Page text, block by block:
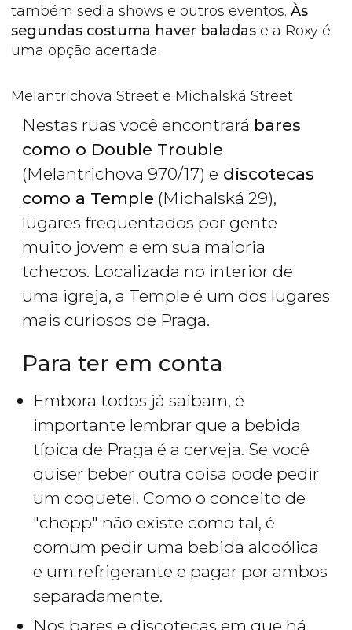
também sedia shows e outros eventos. Às
segundas costuma haver baladas e a Roxy é
uma opção acertada.
Melantrichova Street e Michalská Street
Nestas ruas você encontrará bares
como o Double Trouble
(Melantrichova 970/17) e discotecas
como a Temple (Michalská 29),
lugares frequentados por gente
muito jovem e em sua maioria
tchecos. Localizada no interior de
uma igreja, a Temple é um dos lugares
mais curiosos de Praga.
Para ter em conta
Embora todos já saibam, é
importante lembrar que a bebida
típica de Praga é a cerveja. Se você
quiser beber outra coisa pode pedir
um coquetel. Como o conceito de
"chopp" não existe como tal, é
comum pedir uma bebida alcoólica
e um refrigerante e pagar por ambos
separadamente.
Nos bares e discotecas em que há